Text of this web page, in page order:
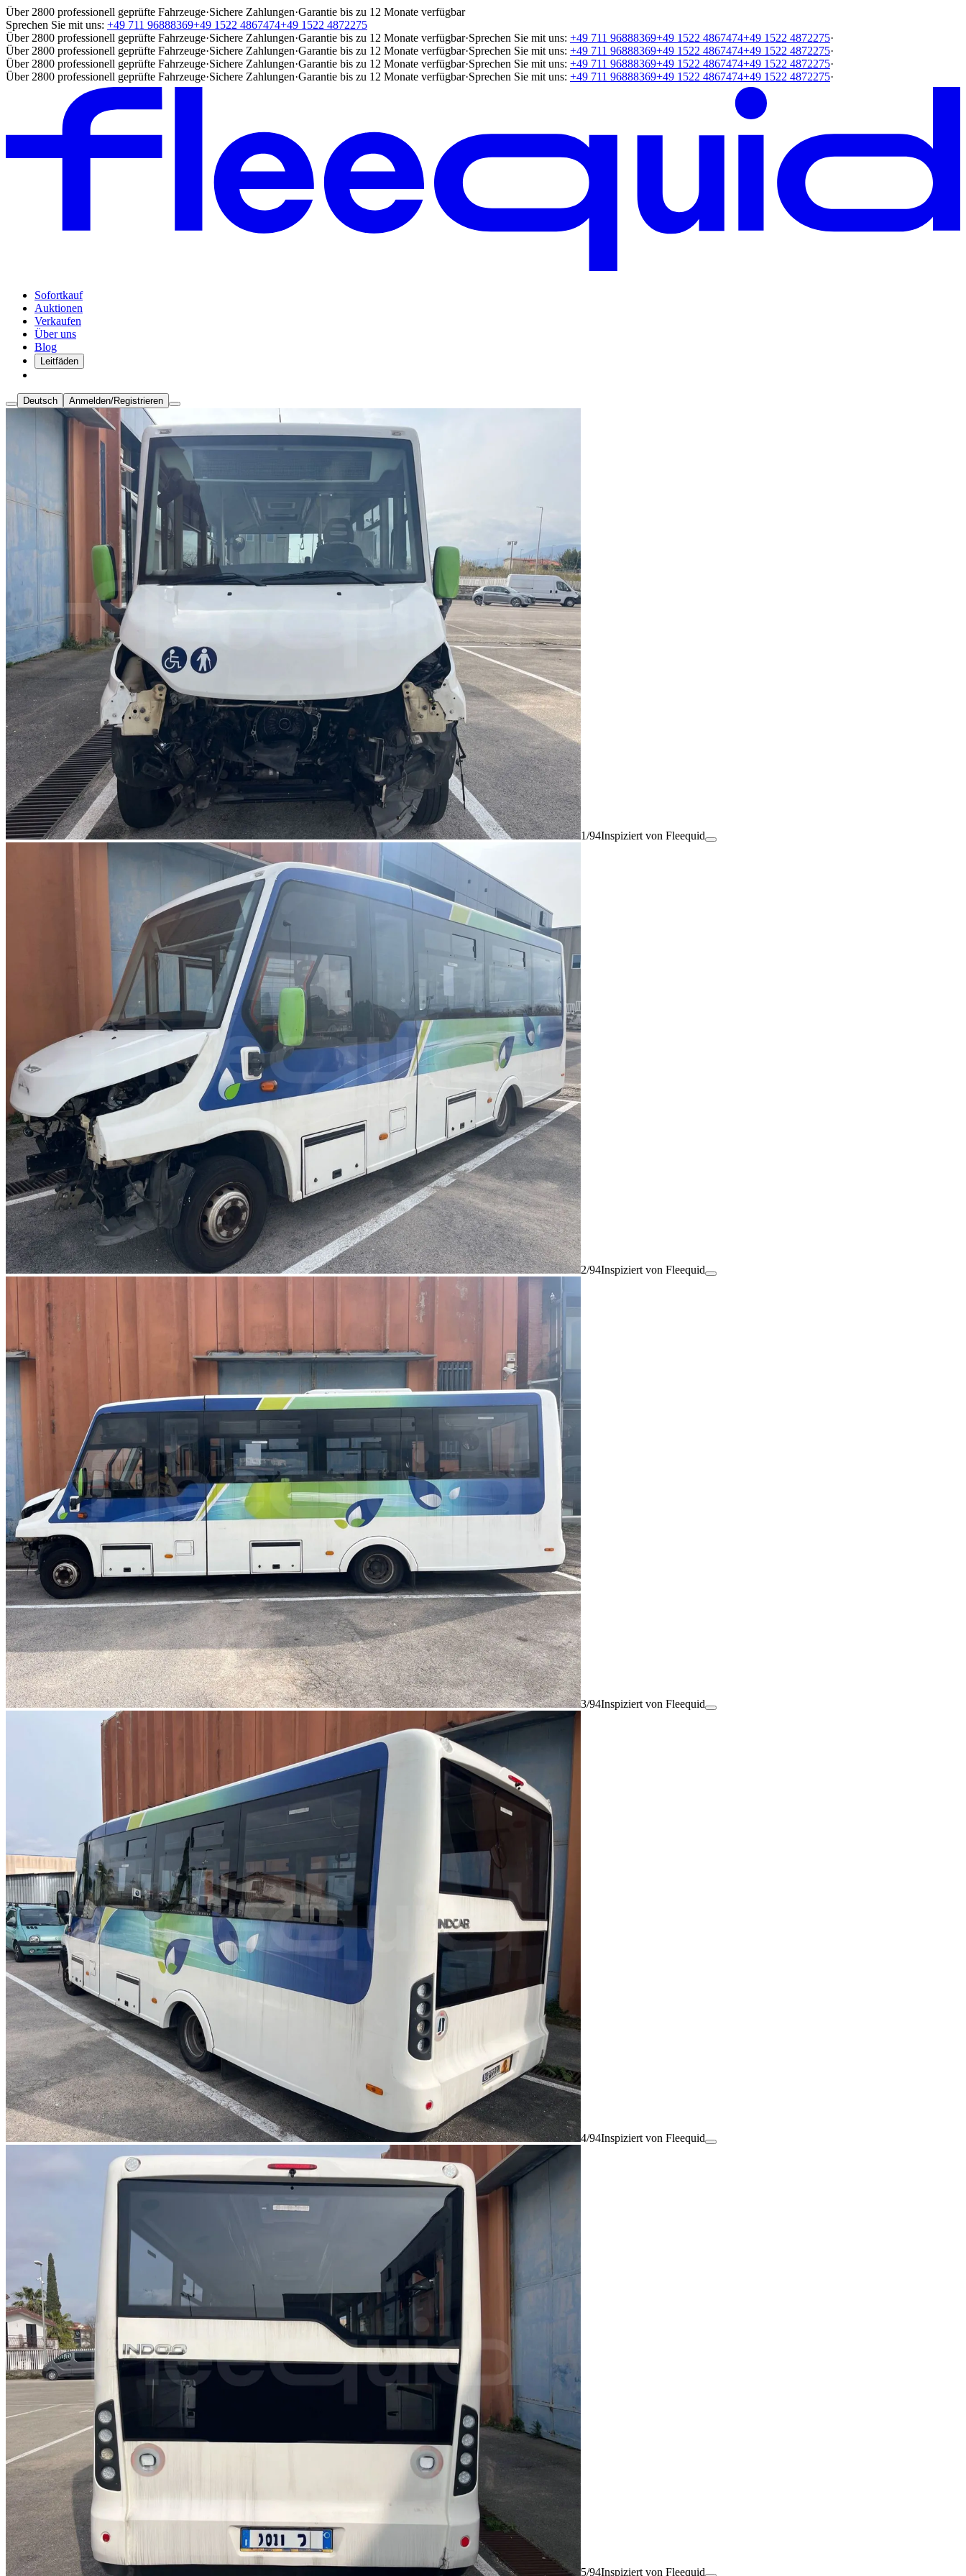
Über 2800 professionell geprüfte Fahrzeuge·Sichere Zahlungen·Garantie bis zu 12 Monate verfügbar
Sprechen Sie mit uns: +49 711 96888369+49 1522 4867474+49 1522 4872275
Über 2800 professionell geprüfte Fahrzeuge·Sichere Zahlungen·Garantie bis zu 12 Monate verfügbar·Sprechen Sie mit uns: +49 711 96888369+49 1522 4867474+49 1522 4872275·
Über 2800 professionell geprüfte Fahrzeuge·Sichere Zahlungen·Garantie bis zu 12 Monate verfügbar·Sprechen Sie mit uns: +49 711 96888369+49 1522 4867474+49 1522 4872275·
Über 2800 professionell geprüfte Fahrzeuge·Sichere Zahlungen·Garantie bis zu 12 Monate verfügbar·Sprechen Sie mit uns: +49 711 96888369+49 1522 4867474+49 1522 4872275·
Über 2800 professionell geprüfte Fahrzeuge·Sichere Zahlungen·Garantie bis zu 12 Monate verfügbar·Sprechen Sie mit uns: +49 711 96888369+49 1522 4867474+49 1522 4872275·
Sofortkauf
Auktionen
Verkaufen
Über uns
Blog
Leitfäden
Deutsch Anmelden/Registrieren
1/94Inspiziert von Fleequid
2/94Inspiziert von Fleequid
3/94Inspiziert von Fleequid
4/94Inspiziert von Fleequid
5/94Inspiziert von Fleequid